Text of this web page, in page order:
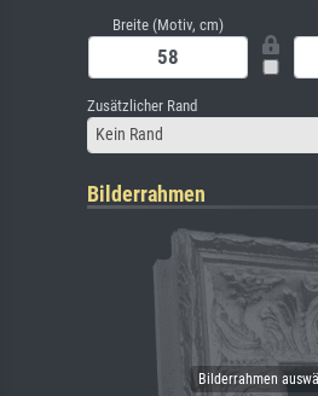
Breite (Motiv, cm)
Zusätzlicher Rand
Kein Rand
Bilderrahmen